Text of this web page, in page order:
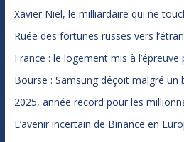
Xavier Niel, le milliardaire qui ne
Ruée des fortunes russes vers
France : le logement mis à l’épreuve
Bourse : Samsung déçoit malgré un
2025, année record pour les
L’avenir incertain de Binance en